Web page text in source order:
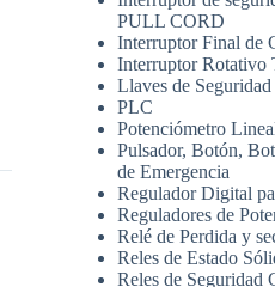
PULL CORD
Interruptor Final de
Interruptor Rotativo
Llaves de Seguridad
PLC
Potenciómetro
Pulsador, Botón,
de Emergencia
Regulador Digital
Reguladores de
Relé de Perdida y
Reles de Estado
Reles de Seguridad